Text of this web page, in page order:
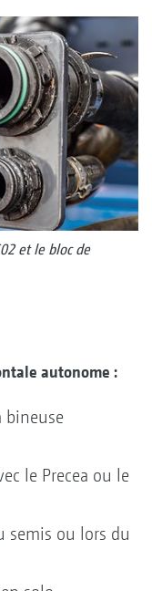
et le bloc de
autonome :
bineuse
le Precea ou le
semis ou lors du